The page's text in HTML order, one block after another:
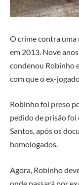
O crime contra uma
em 2013. Nove
condenou Robinho
com que o ex-
Robinho foi preso
pedido de prisão foi
Santos, após os
homologados.
Agora, Robinho